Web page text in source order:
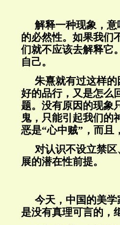
解释一种现象，
的必然性。如果我们
们就不应该去解释它
自己。
朱熹就有过这样
好的品行，又是怎么
题。没有原因的现象
鬼，只能引起我们的
恶是“心中贼”，而且
对认识不设立禁
展的潜在性前提。
今天，中国的美
是没有真理可言的，